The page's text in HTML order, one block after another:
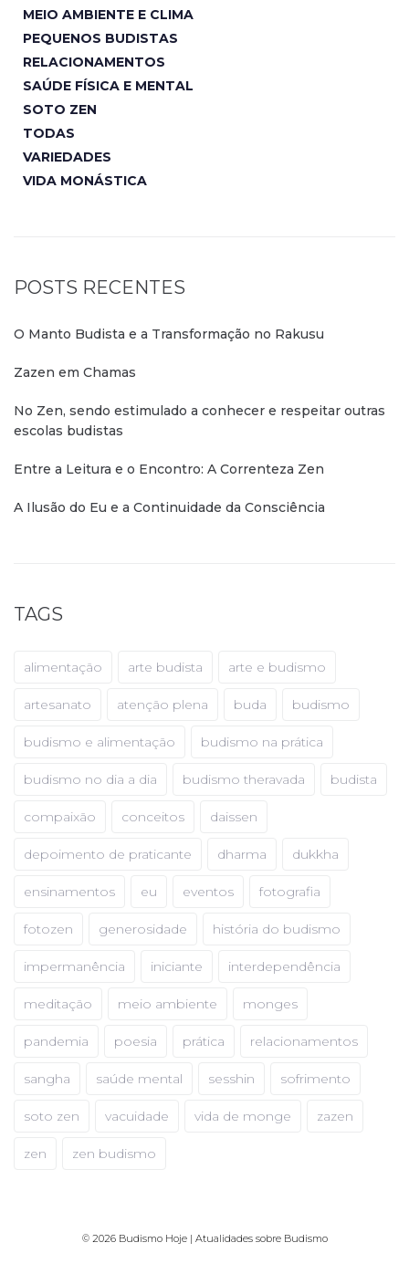
MEIO AMBIENTE E CLIMA
PEQUENOS BUDISTAS
RELACIONAMENTOS
SAÚDE FÍSICA E MENTAL
SOTO ZEN
TODAS
VARIEDADES
VIDA MONÁSTICA
POSTS RECENTES
O Manto Budista e a Transformação no Rakusu
Zazen em Chamas
No Zen, sendo estimulado a conhecer e respeitar outras
escolas budistas
Entre a Leitura e o Encontro: A Correnteza Zen
A Ilusão do Eu e a Continuidade da Consciência
TAGS
alimentação arte budista arte e budismo
artesanato atenção plena buda budismo
budismo e alimentação budismo na prática
budismo no dia a dia budismo theravada budista
compaixão conceitos daissen
depoimento de praticante dharma dukkha
ensinamentos eu eventos fotografia
fotozen generosidade história do budismo
impermanência iniciante interdependência
meditação meio ambiente monges
pandemia poesia prática relacionamentos
sangha saúde mental sesshin sofrimento
soto zen vacuidade vida de monge zazen
zen zen budismo
© 2026 Budismo Hoje | Atualidades sobre Budismo